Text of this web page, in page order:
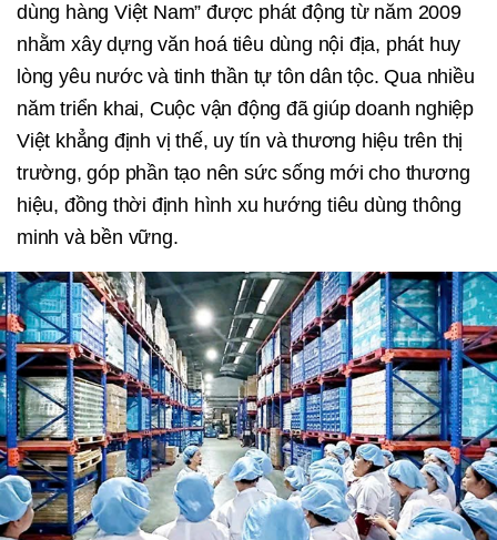
dùng hàng Việt Nam” được phát động từ năm 2009
nhằm xây dựng văn hoá tiêu dùng nội địa, phát huy
lòng yêu nước và tinh thần tự tôn dân tộc. Qua nhiều
năm triển khai, Cuộc vận động đã giúp doanh nghiệp
Việt khẳng định vị thế, uy tín và thương hiệu trên thị
trường, góp phần tạo nên sức sống mới cho thương
hiệu, đồng thời định hình xu hướng tiêu dùng thông
minh và bền vững.